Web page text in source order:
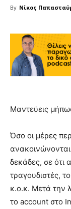
By Νίκος
Μαντεύεις
Όσο οι μέρες
ανακοινώνονται
δεκάδες, σε
τραγουδιστές,
κ.ο.κ. Μετά την
το account στο